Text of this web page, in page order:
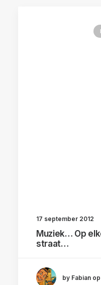
17 september 2012
Muziek… Op
straat…
by Fabian